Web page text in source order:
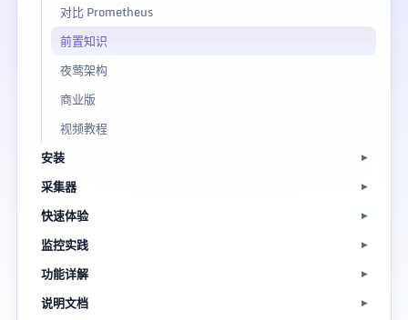
对比 Prometheus
前置知识
夜莺架构
商业版
视频教程
安装
采集器
快速体验
监控实践
功能详解
说明文档